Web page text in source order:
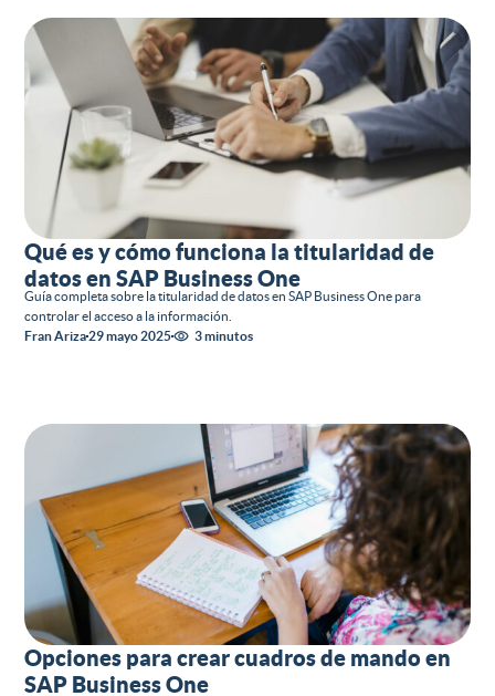
Qué es y cómo funciona la titularidad de
datos en SAP Business One
Guía completa sobre la titularidad de datos en SAP Business One para
controlar el acceso a la información.
Fran Ariza29 mayo 2025 3 minutos
Opciones para crear cuadros de mando en
SAP Business One